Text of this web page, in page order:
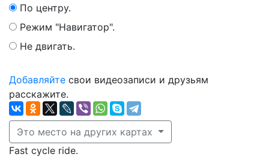
По центру.
Режим "Навигатор".
Не двигать.
Добавляйте свои видеозаписи и друзьям
расскажите.
Это место на других картах
Fast cycle ride.